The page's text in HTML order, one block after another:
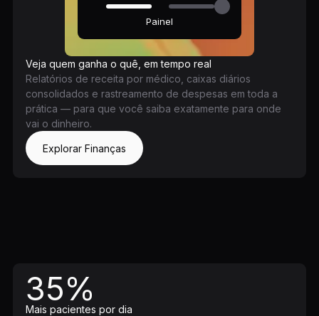
Painel
Veja quem ganha o quê, em tempo real
Relatórios de receita por médico, caixas diários
consolidados e rastreamento de despesas em toda a
prática — para que você saiba exatamente para onde
vai o dinheiro.
Explorar Finanças
35%
Mais pacientes por dia